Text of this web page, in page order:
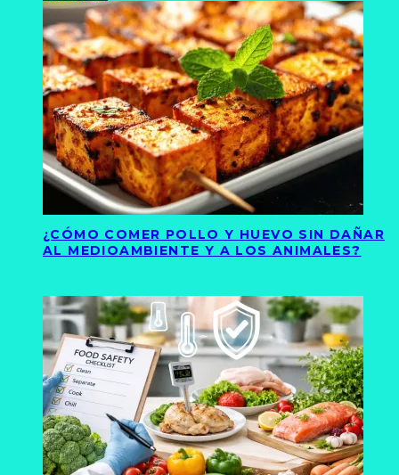
¿CÓMO COMER POLLO Y HUEVO SIN DAÑAR
AL MEDIOAMBIENTE Y A LOS ANIMALES?